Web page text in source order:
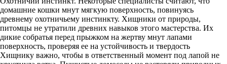
домашние кошки мнут мягкую поверхность, повинуясь
древнему охотничьему инстинкту. Хищники от природы,
питомцы не утратили древних навыков этого мастерства. Их
дикие собратья перед прыжком на жертву мнут лапами
поверхность, проверяя ее на устойчивость и твердость
Хищнику важно, чтобы в ответственный момент под лапой не